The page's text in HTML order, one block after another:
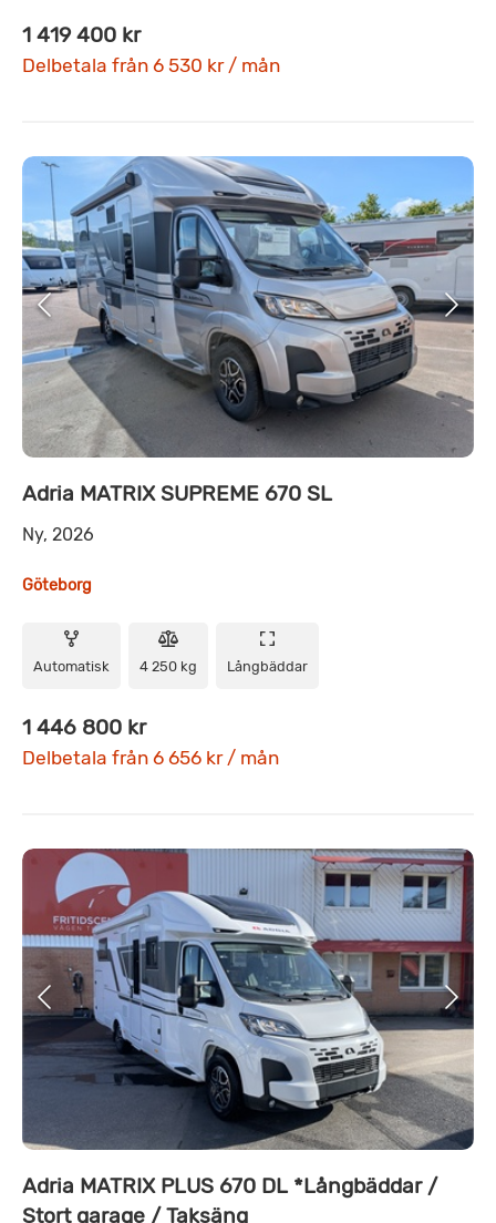
1 419 400 kr
Delbetala från 6 530 kr / mån
Adria MATRIX SUPREME 670 SL
Ny, 2026
Göteborg
Automatisk 4 250 kg Långbäddar
1 446 800 kr
Delbetala från 6 656 kr / mån
Adria MATRIX PLUS 670 DL *Långbäddar /
Stort garage / Taksäng